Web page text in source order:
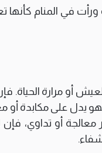
في المنام كأنها
مرارة الحياة. فإن
يدل على مكابدة أو
أو تداوي، فإن